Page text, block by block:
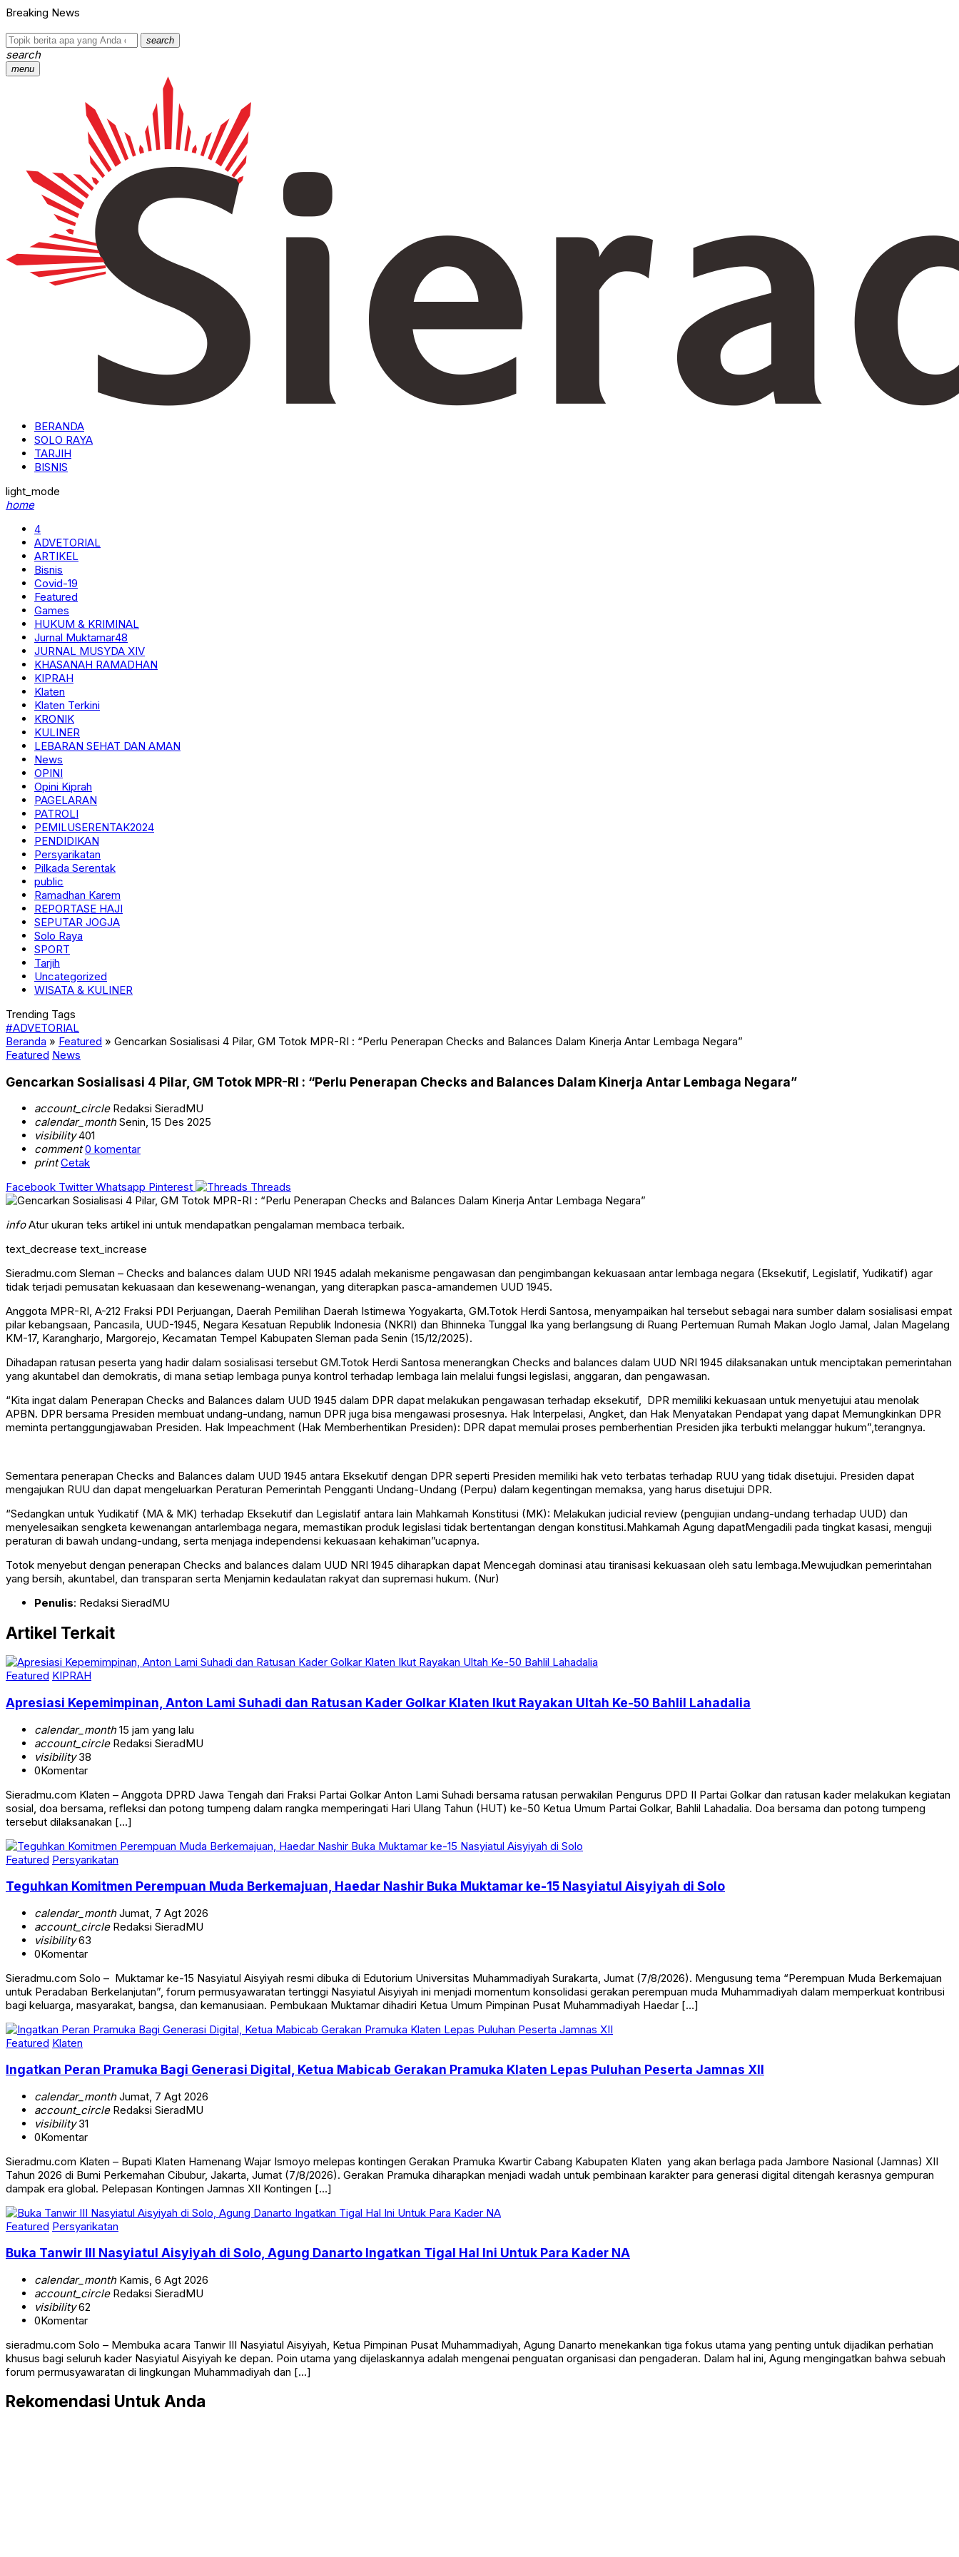
Breaking News
search
search
menu
BERANDA
SOLO RAYA
TARJIH
BISNIS
light_mode
home
4
ADVETORIAL
ARTIKEL
Bisnis
Covid-19
Featured
Games
HUKUM & KRIMINAL
Jurnal Muktamar48
JURNAL MUSYDA XIV
KHASANAH RAMADHAN
KIPRAH
Klaten
Klaten Terkini
KRONIK
KULINER
LEBARAN SEHAT DAN AMAN
News
OPINI
Opini Kiprah
PAGELARAN
PATROLI
PEMILUSERENTAK2024
PENDIDIKAN
Persyarikatan
Pilkada Serentak
public
Ramadhan Karem
REPORTASE HAJI
SEPUTAR JOGJA
Solo Raya
SPORT
Tarjih
Uncategorized
WISATA & KULINER
Trending Tags
#ADVETORIAL
Beranda » Featured » Gencarkan Sosialisasi 4 Pilar, GM Totok MPR-RI : “Perlu Penerapan Checks and Balances Dalam Kinerja Antar Lembaga Negara”
Featured News
Gencarkan Sosialisasi 4 Pilar, GM Totok MPR-RI : “Perlu Penerapan Checks and Balances Dalam Kinerja Antar Lembaga Negara”
account_circleRedaksi SieradMU
calendar_monthSenin, 15 Des 2025
visibility401
comment 0 komentar
print Cetak
Facebook Twitter Whatsapp Pinterest Threads
infoAtur ukuran teks artikel ini untuk mendapatkan pengalaman membaca terbaik.
text_decrease text_increase
Sieradmu.com Sleman – Checks and balances dalam UUD NRI 1945 adalah mekanisme pengawasan dan pengimbangan kekuasaan antar lembaga negara (Eksekutif, Legislatif, Yudikatif) agar
tidak terjadi pemusatan kekuasaan dan kesewenang-wenangan, yang diterapkan pasca-amandemen UUD 1945.
Anggota MPR-RI, A-212 Fraksi PDI Perjuangan, Daerah Pemilihan Daerah Istimewa Yogyakarta, GM.Totok Herdi Santosa, menyampaikan hal tersebut sebagai nara sumber dalam sosialisasi empat
pilar kebangsaan, Pancasila, UUD-1945, Negara Kesatuan Republik Indonesia (NKRI) dan Bhinneka Tunggal Ika yang berlangsung di Ruang Pertemuan Rumah Makan Joglo Jamal, Jalan Magelang
KM-17, Karangharjo, Margorejo, Kecamatan Tempel Kabupaten Sleman pada Senin (15/12/2025).
Dihadapan ratusan peserta yang hadir dalam sosialisasi tersebut GM.Totok Herdi Santosa menerangkan Checks and balances dalam UUD NRI 1945 dilaksanakan untuk menciptakan pemerintahan
yang akuntabel dan demokratis, di mana setiap lembaga punya kontrol terhadap lembaga lain melalui fungsi legislasi, anggaran, dan pengawasan.
“Kita ingat dalam Penerapan Checks and Balances dalam UUD 1945 dalam DPR dapat melakukan pengawasan terhadap eksekutif, DPR memiliki kekuasaan untuk menyetujui atau menolak
APBN. DPR bersama Presiden membuat undang-undang, namun DPR juga bisa mengawasi prosesnya. Hak Interpelasi, Angket, dan Hak Menyatakan Pendapat yang dapat Memungkinkan DPR
meminta pertanggungjawaban Presiden. Hak Impeachment (Hak Memberhentikan Presiden): DPR dapat memulai proses pemberhentian Presiden jika terbukti melanggar hukum”,terangnya.
Sementara penerapan Checks and Balances dalam UUD 1945 antara Eksekutif dengan DPR seperti Presiden memiliki hak veto terbatas terhadap RUU yang tidak disetujui. Presiden dapat
mengajukan RUU dan dapat mengeluarkan Peraturan Pemerintah Pengganti Undang-Undang (Perpu) dalam kegentingan memaksa, yang harus disetujui DPR.
“Sedangkan untuk Yudikatif (MA & MK) terhadap Eksekutif dan Legislatif antara lain Mahkamah Konstitusi (MK): Melakukan judicial review (pengujian undang-undang terhadap UUD) dan
menyelesaikan sengketa kewenangan antarlembaga negara, memastikan produk legislasi tidak bertentangan dengan konstitusi.Mahkamah Agung dapatMengadili pada tingkat kasasi, menguji
peraturan di bawah undang-undang, serta menjaga independensi kekuasaan kehakiman”ucapnya.
Totok menyebut dengan penerapan Checks and balances dalam UUD NRI 1945 diharapkan dapat Mencegah dominasi atau tiranisasi kekuasaan oleh satu lembaga.Mewujudkan pemerintahan
yang bersih, akuntabel, dan transparan serta Menjamin kedaulatan rakyat dan supremasi hukum. (Nur)
Penulis: Redaksi SieradMU
Artikel Terkait
Featured KIPRAH
Apresiasi Kepemimpinan, Anton Lami Suhadi dan Ratusan Kader Golkar Klaten Ikut Rayakan Ultah Ke-50 Bahlil Lahadalia
calendar_month15 jam yang lalu
account_circleRedaksi SieradMU
visibility38
0Komentar
Sieradmu.com Klaten – Anggota DPRD Jawa Tengah dari Fraksi Partai Golkar Anton Lami Suhadi bersama ratusan perwakilan Pengurus DPD II Partai Golkar dan ratusan kader melakukan kegiatan
sosial, doa bersama, refleksi dan potong tumpeng dalam rangka memperingati Hari Ulang Tahun (HUT) ke-50 Ketua Umum Partai Golkar, Bahlil Lahadalia. Doa bersama dan potong tumpeng
tersebut dilaksanakan […]
Featured Persyarikatan
Teguhkan Komitmen Perempuan Muda Berkemajuan, Haedar Nashir Buka Muktamar ke-15 Nasyiatul Aisyiyah di Solo
calendar_monthJumat, 7 Agt 2026
account_circleRedaksi SieradMU
visibility63
0Komentar
Sieradmu.com Solo – Muktamar ke-15 Nasyiatul Aisyiyah resmi dibuka di Edutorium Universitas Muhammadiyah Surakarta, Jumat (7/8/2026). Mengusung tema “Perempuan Muda Berkemajuan
untuk Peradaban Berkelanjutan”, forum permusyawaratan tertinggi Nasyiatul Aisyiyah ini menjadi momentum konsolidasi gerakan perempuan muda Muhammadiyah dalam memperkuat kontribusi
bagi keluarga, masyarakat, bangsa, dan kemanusiaan. Pembukaan Muktamar dihadiri Ketua Umum Pimpinan Pusat Muhammadiyah Haedar […]
Featured Klaten
Ingatkan Peran Pramuka Bagi Generasi Digital, Ketua Mabicab Gerakan Pramuka Klaten Lepas Puluhan Peserta Jamnas XII
calendar_monthJumat, 7 Agt 2026
account_circleRedaksi SieradMU
visibility31
0Komentar
Sieradmu.com Klaten – Bupati Klaten Hamenang Wajar Ismoyo melepas kontingen Gerakan Pramuka Kwartir Cabang Kabupaten Klaten yang akan berlaga pada Jambore Nasional (Jamnas) XII
Tahun 2026 di Bumi Perkemahan Cibubur, Jakarta, Jumat (7/8/2026). Gerakan Pramuka diharapkan menjadi wadah untuk pembinaan karakter para generasi digital ditengah kerasnya gempuran
dampak era global. Pelepasan Kontingen Jamnas XII Kontingen […]
Featured Persyarikatan
Buka Tanwir III Nasyiatul Aisyiyah di Solo, Agung Danarto Ingatkan Tigal Hal Ini Untuk Para Kader NA
calendar_monthKamis, 6 Agt 2026
account_circleRedaksi SieradMU
visibility62
0Komentar
sieradmu.com Solo – Membuka acara Tanwir III Nasyiatul Aisyiyah, Ketua Pimpinan Pusat Muhammadiyah, Agung Danarto menekankan tiga fokus utama yang penting untuk dijadikan perhatian
khusus bagi seluruh kader Nasyiatul Aisyiyah ke depan. Poin utama yang dijelaskannya adalah mengenai penguatan organisasi dan pengaderan. Dalam hal ini, Agung mengingatkan bahwa sebuah
forum permusyawaratan di lingkungan Muhammadiyah dan […]
Rekomendasi Untuk Anda